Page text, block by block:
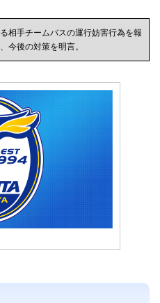
相手チームバスの運行妨害行為を報
今後の対策を明言。